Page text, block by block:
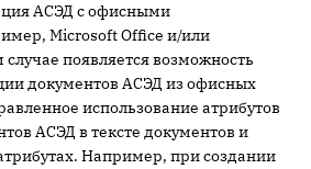
АСЭД с офисными
Microsoft Office и/или
появляется возможность
документов АСЭД из офисных
использование атрибутов
АСЭД в тексте документов и
Например, при создании